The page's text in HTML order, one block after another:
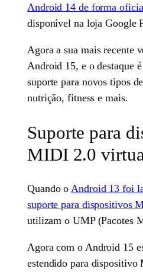
Android 14 de forma
disponível na loja Google
Agora a sua mais recente
Android 15, e o destaque
suporte para novos tipos
nutrição, fitness e mais.
Suporte para
MIDI 2.0
Quando o Android 13 foi
suporte para dispositivos
utilizam o UMP (Pacotes
Agora com o Android 15
estendido para